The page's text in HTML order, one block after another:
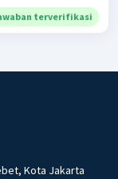
terverifikasi
Kota Jakarta